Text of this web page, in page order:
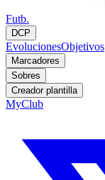
Futb.
DCP
EvolucionesObjetivos
Marcadores
Sobres
Creador plantilla
MyClub